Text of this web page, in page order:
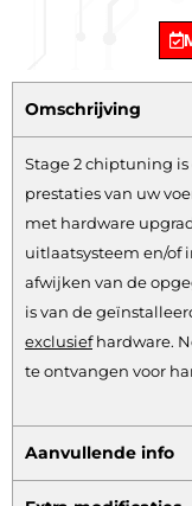
Omschrijving
Stage 2 chiptuning
prestaties van uw
met hardware
uitlaatsysteem en/of
afwijken van de
is van de
exclusiefhardware.
te ontvangen voor
Aanvullende info